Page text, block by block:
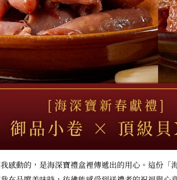
感動的，是海深寶禮盒裡傳遞出的用心。這份「